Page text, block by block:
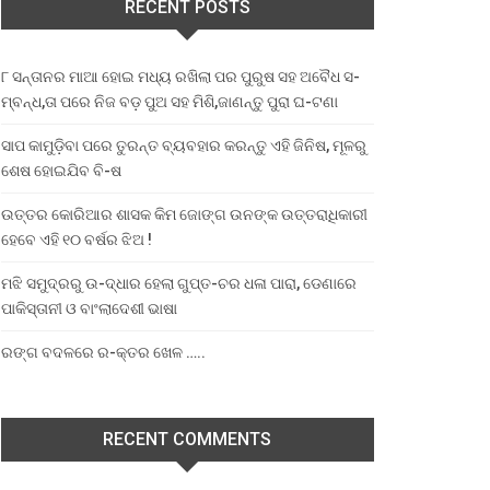
RECENT POSTS
୮ ସନ୍ତାନର ମାଆ ହୋଇ ମଧ୍ୟ ରଖିଲା ପର ପୁରୁଷ ସହ ଅବୈଧ ସ-
ମ୍ବନ୍ଧ,ତା ପରେ ନିଜ ବଡ଼ ପୁଅ ସହ ମିଶି,ଜାଣନ୍ତୁ ପୁରା ଘ-ଟଣା
ସାପ କାମୁଡ଼ିବା ପରେ ତୁରନ୍ତ ବ୍ୟବହାର କରନ୍ତୁ ଏହି ଜିନିଷ, ମୂଳରୁ
ଶେଷ ହୋଇଯିବ ବି-ଷ
ଉତ୍ତର କୋରିଆର ଶାସକ କିମ ଜୋଙ୍ଗ ଉନଙ୍କ ଉତ୍ତରାଧିକାରୀ
ହେବେ ଏହି ୧୦ ବର୍ଷର ଝିଅ !
ମଝି ସମୁଦ୍ରରୁ ଉ-ଦ୍ଧାର ହେଲା ଗୁପ୍ତ-ଚର ଧଳା ପାରା, ଡେଣାରେ
ପାକିସ୍ତାନୀ ଓ ବାଂଲାଦେଶୀ ଭାଷା
ରଙ୍ଗ ବଦଳରେ ର-କ୍ତର ଖେଳ …..
RECENT COMMENTS